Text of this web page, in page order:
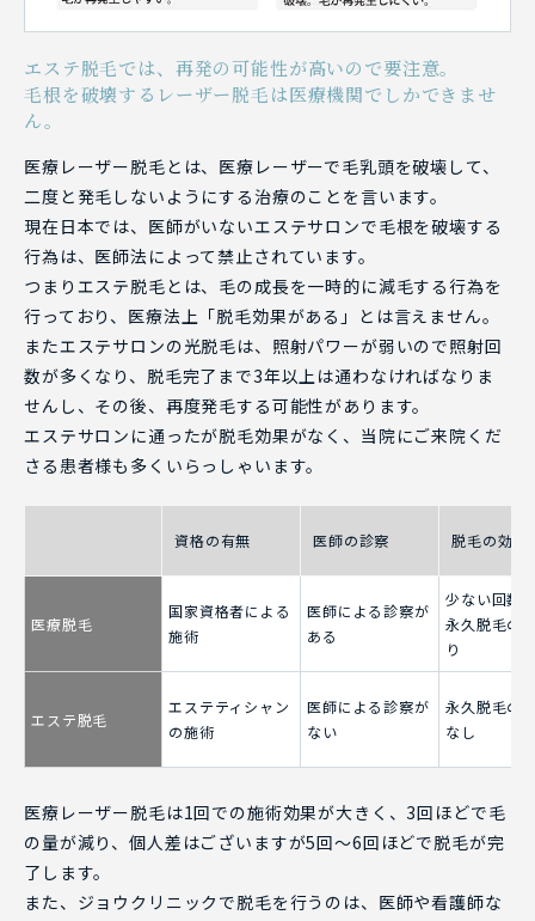
エステ脱毛では、再発の可能性が高いので要注意。
毛根を破壊するレーザー脱毛は医療機関でしかできませ
ん。
医療レーザー脱毛とは、医療レーザーで毛乳頭を破壊して、
二度と発毛しないようにする治療のことを言います。
現在日本では、医師がいないエステサロンで毛根を破壊する
行為は、医師法によって禁止されています。
つまりエステ脱毛とは、毛の成長を一時的に減毛する行為を
行っており、医療法上「脱毛効果がある」とは言えません。
またエステサロンの光脱毛は、照射パワーが弱いので照射回
数が多くなり、脱毛完了まで3年以上は通わなければなりま
せんし、その後、再度発毛する可能性があります。
エステサロンに通ったが脱毛効果がなく、当院にご来院くだ
さる患者様も多くいらっしゃいます。
資格の有無 医師の診察 脱毛の効果
医療脱毛
国家資格者による
施術
医師による診察が
ある
少ない回数
永久脱毛の
り
エステ脱毛
エステティシャン
の施術
医師による診察が
ない
永久脱毛の
なし
医療レーザー脱毛は1回での施術効果が大きく、3回ほどで毛
の量が減り、個人差はございますが5回～6回ほどで脱毛が完
了します。
また、ジョウクリニックで脱毛を行うのは、医師や看護師な